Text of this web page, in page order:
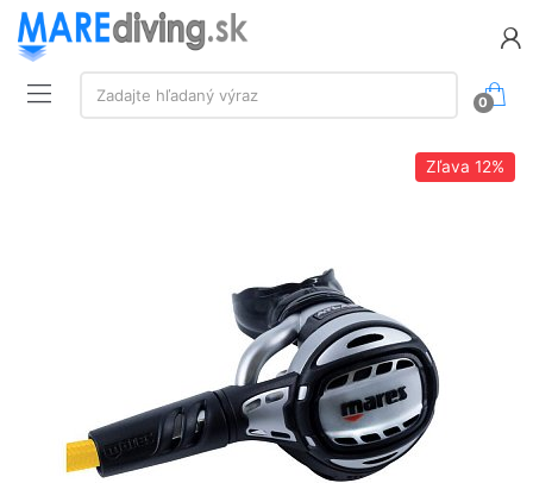
Vyhľadávanie:
Zadajte hľadaný výraz
0
Zľava 12%